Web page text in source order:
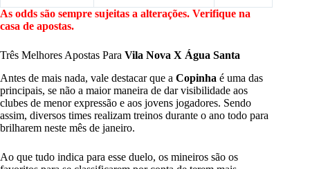
As odds são sempre sujeitas a alterações. Verifique na
casa de apostas.
Três Melhores Apostas Para Vila Nova X Água Santa
Antes de mais nada, vale destacar que a Copinha é uma das
principais, se não a maior maneira de dar visibilidade aos
clubes de menor expressão e aos jovens jogadores. Sendo
assim, diversos times realizam treinos durante o ano todo para
brilharem neste mês de janeiro.
Ao que tudo indica para esse duelo, os mineiros são os